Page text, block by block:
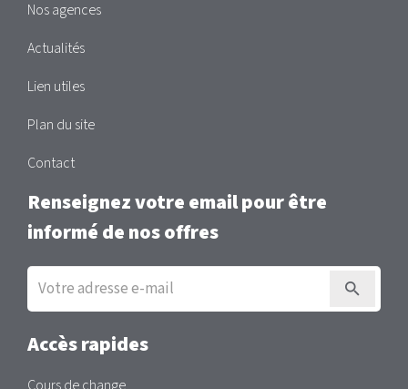
Nos agences
Actualités
Lien utiles
Plan du site
Contact
Renseignez votre email pour être
informé de nos offres
Inscription
la
newsletter
Accès rapides